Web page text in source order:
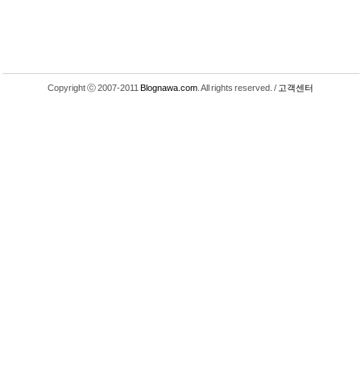
Copyright ⓒ 2007-2011 Blognawa.com . All rights reserved. / 고객센터